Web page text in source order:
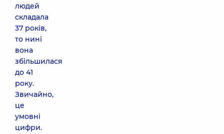
людей
складала
37 років,
то нині
вона
збільшилася
до 41
року.
Звичайно,
це
умовні
цифри.